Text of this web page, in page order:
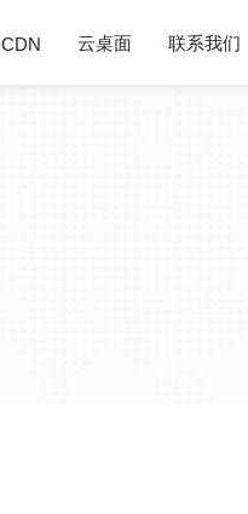
CDN 云桌面 联系我们